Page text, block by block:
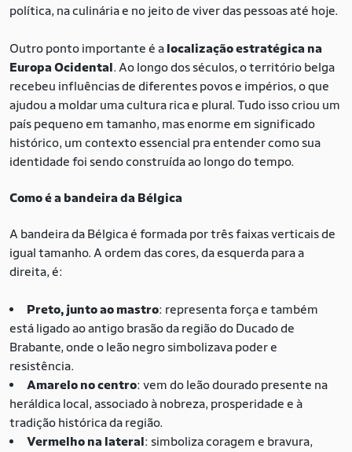
política, na culinária e no jeito de viver das pessoas até hoje.
Outro ponto importante é a localização estratégica na
Europa Ocidental. Ao longo dos séculos, o território belga
recebeu influências de diferentes povos e impérios, o que
ajudou a moldar uma cultura rica e plural. Tudo isso criou um
país pequeno em tamanho, mas enorme em significado
histórico, um contexto essencial pra entender como sua
identidade foi sendo construída ao longo do tempo.
Como é a bandeira da Bélgica
A bandeira da Bélgica é formada por três faixas verticais de
igual tamanho. A ordem das cores, da esquerda para a
direita, é:
Preto, junto ao mastro: representa força e também
está ligado ao antigo brasão da região do Ducado de
Brabante, onde o leão negro simbolizava poder e
resistência.
Amarelo no centro: vem do leão dourado presente na
heráldica local, associado à nobreza, prosperidade e à
tradição histórica da região.
Vermelho na lateral: simboliza coragem e bravura,